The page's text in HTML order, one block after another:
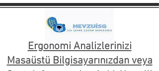
Ergonomi Analizlerinizi
Masaüstü Bilgisayarınızdan veya